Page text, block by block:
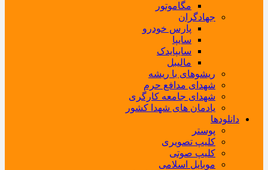
مگاموتور
جهادگران
پارس خودرو
سایپا
سایپایدک
مالیبل
ریشوهای با ریشه
شهدای مدافع حرم
شهدای جامعه کارگری
یادمان های شهدا کشور
دانلودها
پوستر
کلیپ تصویری
کلیپ صوتی
موبایل اسلامی